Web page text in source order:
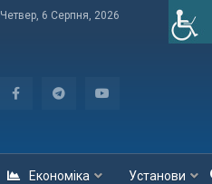
Четвер, 6 Серпня, 2026
Економіка Установи